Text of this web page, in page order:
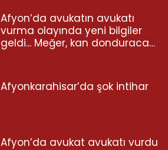
Afyon’da avukatın avukatı
vurma olayında yeni bilgiler
geldi... Meğer, kan donduracak
Afyonkarahisar’da şok intihar
Afyon’da avukat avukatı vurdu